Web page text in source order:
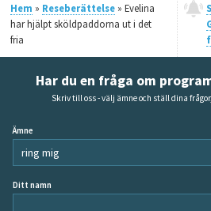
Hem » Reseberättelse» Evelina
har hjälpt sköldpaddorna ut i det
fria
Har du en fråga om
Skriv till oss - välj ämne och ställ dina
Ämne
Ditt namn